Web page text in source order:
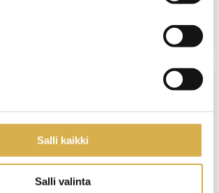
Salli kaikki
Salli valinta
osaamisala |
erikoisammattitutkinto